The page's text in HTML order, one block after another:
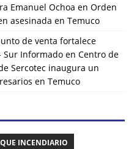
Emanuel Ochoa en Orden
asesinada en Temuco
de venta fortalece
Sur Informado en Centro de
Sercotec inaugura un
en Temuco
INCENDIARIO